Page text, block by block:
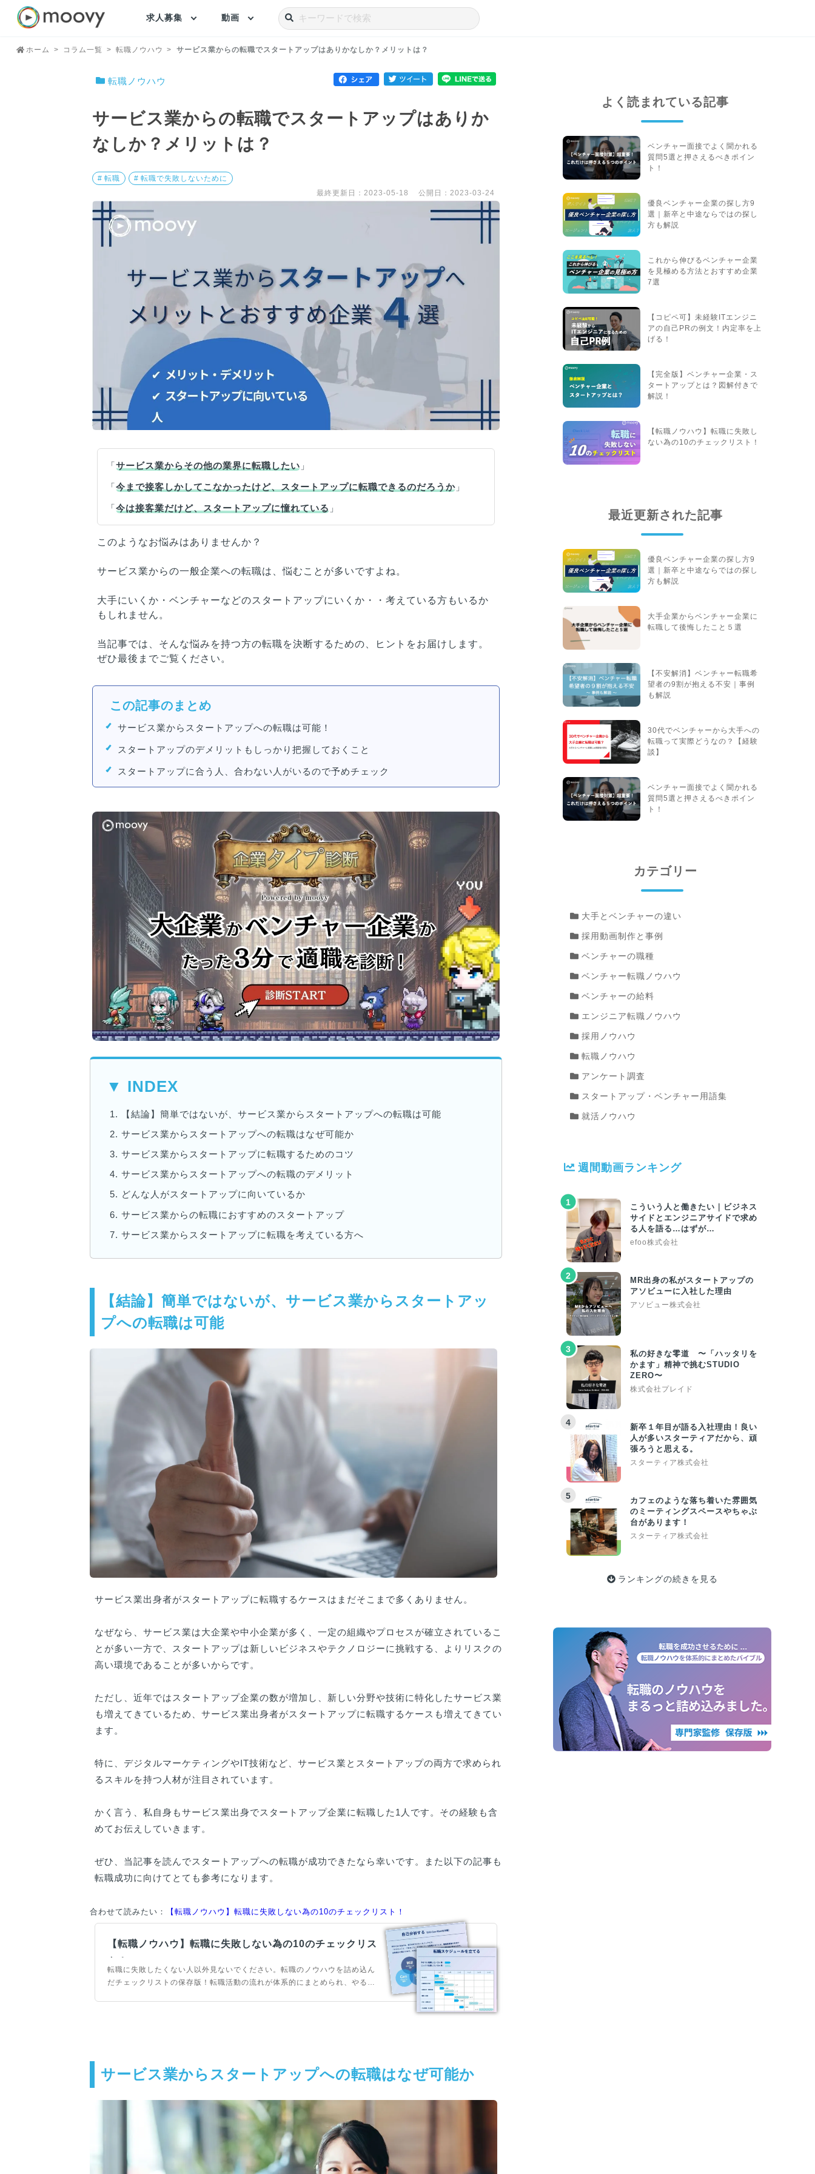
求人募集 動画
ホーム コラム一覧 転職ノウハウ サービス業からの転職でスタートアップはありかなしか？メリットは？
転職ノウハウ
サービス業からの転職でスタートアップはありか
なしか？メリットは？
# 転職
# 転職で失敗しないために
最終更新日：2023-05-18
公開日：2023-03-24
「サービス業からその他の業界に転職したい 」
「今まで接客しかしてこなかったけど、スタートアップに転職できるのだろうか 」
「今は接客業だけど、スタートアップに憧れている 」
このようなお悩みはありませんか？
サービス業からの一般企業への転職は、悩むことが多いですよね。
大手にいくか・ベンチャーなどのスタートアップにいくか・・考えている方もいるか
もしれません。
当記事では、そんな悩みを持つ方の転職を決断するための、ヒントをお届けします。
ぜひ最後までご覧ください。
この記事のまとめ
サービス業からスタートアップへの転職は可能！
スタートアップのデメリットもしっかり把握しておくこと
スタートアップに合う人、合わない人がいるので予めチェック
▼ INDEX
1.
【結論】簡単ではないが、サービス業からスタートアップへの転職は可能
2. サービス業からスタートアップへの転職はなぜ可能か
3. サービス業からスタートアップに転職するためのコツ
4. サービス業からスタートアップへの転職のデメリット
5. どんな人がスタートアップに向いているか
6. サービス業からの転職におすすめのスタートアップ
7. サービス業からスタートアップに転職を考えている方へ
【結論】簡単ではないが、サービス業からスタートアッ
プへの転職は可能
サービス業出身者がスタートアップに転職するケースはまだそこまで多くありません。
なぜなら、サービス業は大企業や中小企業が多く、一定の組織やプロセスが確立されているこ
とが多い一方で、スタートアップは新しいビジネスやテクノロジーに挑戦する、よりリスクの
高い環境であることが多いからです。
ただし、近年ではスタートアップ企業の数が増加し、新しい分野や技術に特化したサービス業
も増えてきているため、サービス業出身者がスタートアップに転職するケースも増えてきてい
ます。
特に、デジタルマーケティングやIT技術など、サービス業とスタートアップの両方で求められ
るスキルを持つ人材が注目されています。
かく言う、私自身もサービス業出身でスタートアップ企業に転職した1人です。その経験も含
めてお伝えしていきます。
ぜひ、当記事を読んでスタートアップへの転職が成功できたなら幸いです。また以下の記事も
転職成功に向けてとても参考になります。
合わせて読みたい： 【転職ノウハウ】転職に失敗しない為の10のチェックリスト！
【転職ノウハウ】転職に失敗しない為の10のチェックリス
ト！
転職に失敗したくない人以外見ないでください。転職のノウハウを詰め込ん
だチェックリストの保存版！転職活動の流れが体系的にまとめられ、やるべ
サービス業からスタートアップへの転職はなぜ可能か
よく読まれている記事
ベンチャー面接でよく聞かれる
質問5選と押さえるべきポイン
ト！
優良ベンチャー企業の探し方9
選｜新卒と中途ならではの探し
方も解説
これから伸びるベンチャー企業
を見極める方法とおすすめ企業
7選
【コピペ可】未経験ITエンジニ
アの自己PRの例文！内定率を上
げる！
【完全版】ベンチャー企業・ス
タートアップとは？図解付きで
解説！
【転職ノウハウ】転職に失敗し
ない為の10のチェックリスト！
最近更新された記事
優良ベンチャー企業の探し方9
選｜新卒と中途ならではの探し
方も解説
大手企業からベンチャー企業に
転職して後悔したこと５選
【不安解消】ベンチャー転職希
望者の9割が抱える不安｜事例
も解説
30代でベンチャーから大手への
転職って実際どうなの？【経験
談】
ベンチャー面接でよく聞かれる
質問5選と押さえるべきポイン
ト！
カテゴリー
大手とベンチャーの違い
採用動画制作と事例
ベンチャーの職種
ベンチャー転職ノウハウ
ベンチャーの給料
エンジニア転職ノウハウ
採用ノウハウ
転職ノウハウ
アンケート調査
スタートアップ・ベンチャー用語集
就活ノウハウ
週間動画ランキング
1
こういう人と働きたい｜ビジネス
サイドとエンジニアサイドで求め
る人を語る…はずが…
efoo株式会社
2
MR出身の私がスタートアップの
アソビューに入社した理由
アソビュー株式会社
3
私の好きな零道 〜「ハッタリを
かます」精神で挑むSTUDIO
ZERO〜
株式会社プレイド
4
新卒１年目が語る入社理由！良い
人が多いスターティアだから、頑
張ろうと思える。
スターティア株式会社
5
カフェのような落ち着いた雰囲気
のミーティングスペースやちゃぶ
台があります！
スターティア株式会社
ランキングの続きを見る